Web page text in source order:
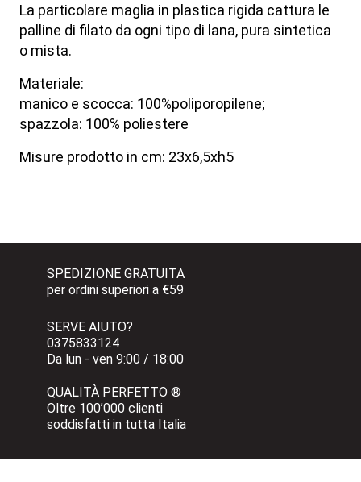
La particolare maglia in plastica rigida cattura le
palline di filato da ogni tipo di lana, pura sintetica
o mista.
Materiale:
manico e scocca: 100%poliporopilene;
spazzola: 100% poliestere
Misure prodotto in cm: 23x6,5xh5
SPEDIZIONE GRATUITA
per ordini superiori a €59
SERVE AIUTO?
0375833124
Da lun - ven 9:00 / 18:00
QUALITÀ PERFETTO ®
Oltre 100’000 clienti
soddisfatti in tutta Italia